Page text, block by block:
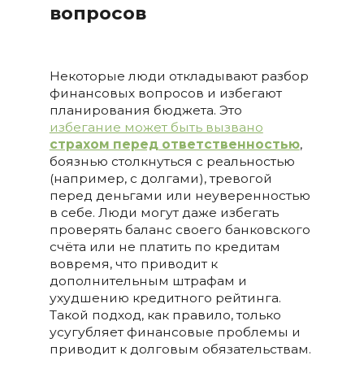
вопросов
Некоторые люди откладывают разбор
финансовых вопросов и избегают
планирования бюджета. Это
избегание может быть вызвано
страхом перед ответственностью,
боязнью столкнуться с реальностью
(например, с долгами), тревогой
перед деньгами или неуверенностью
в себе. Люди могут даже избегать
проверять баланс своего банковского
счёта или не платить по кредитам
вовремя, что приводит к
дополнительным штрафам и
ухудшению кредитного рейтинга.
Такой подход, как правило, только
усугубляет финансовые проблемы и
приводит к долговым обязательствам.